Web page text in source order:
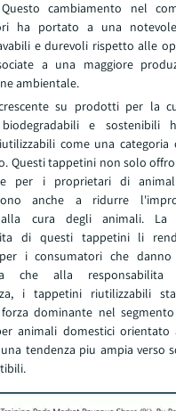
Questo cambiamento nel
ha portato a una
e durevoli rispetto alle
a una maggiore
ambientale.
su prodotti per la
biodegradabili e sostenibili
come una categoria
Questi tappetini non solo
per i proprietari di
anche a ridurre
alla cura degli animali.
di questi tappetini li
i consumatori che
che alla responsabilita
i tappetini riutilizzabili
dominante nel
animali domestici orientato
tendenza piu ampia verso